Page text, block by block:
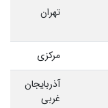
تهران
مرکزی
آذربایجان
غربی